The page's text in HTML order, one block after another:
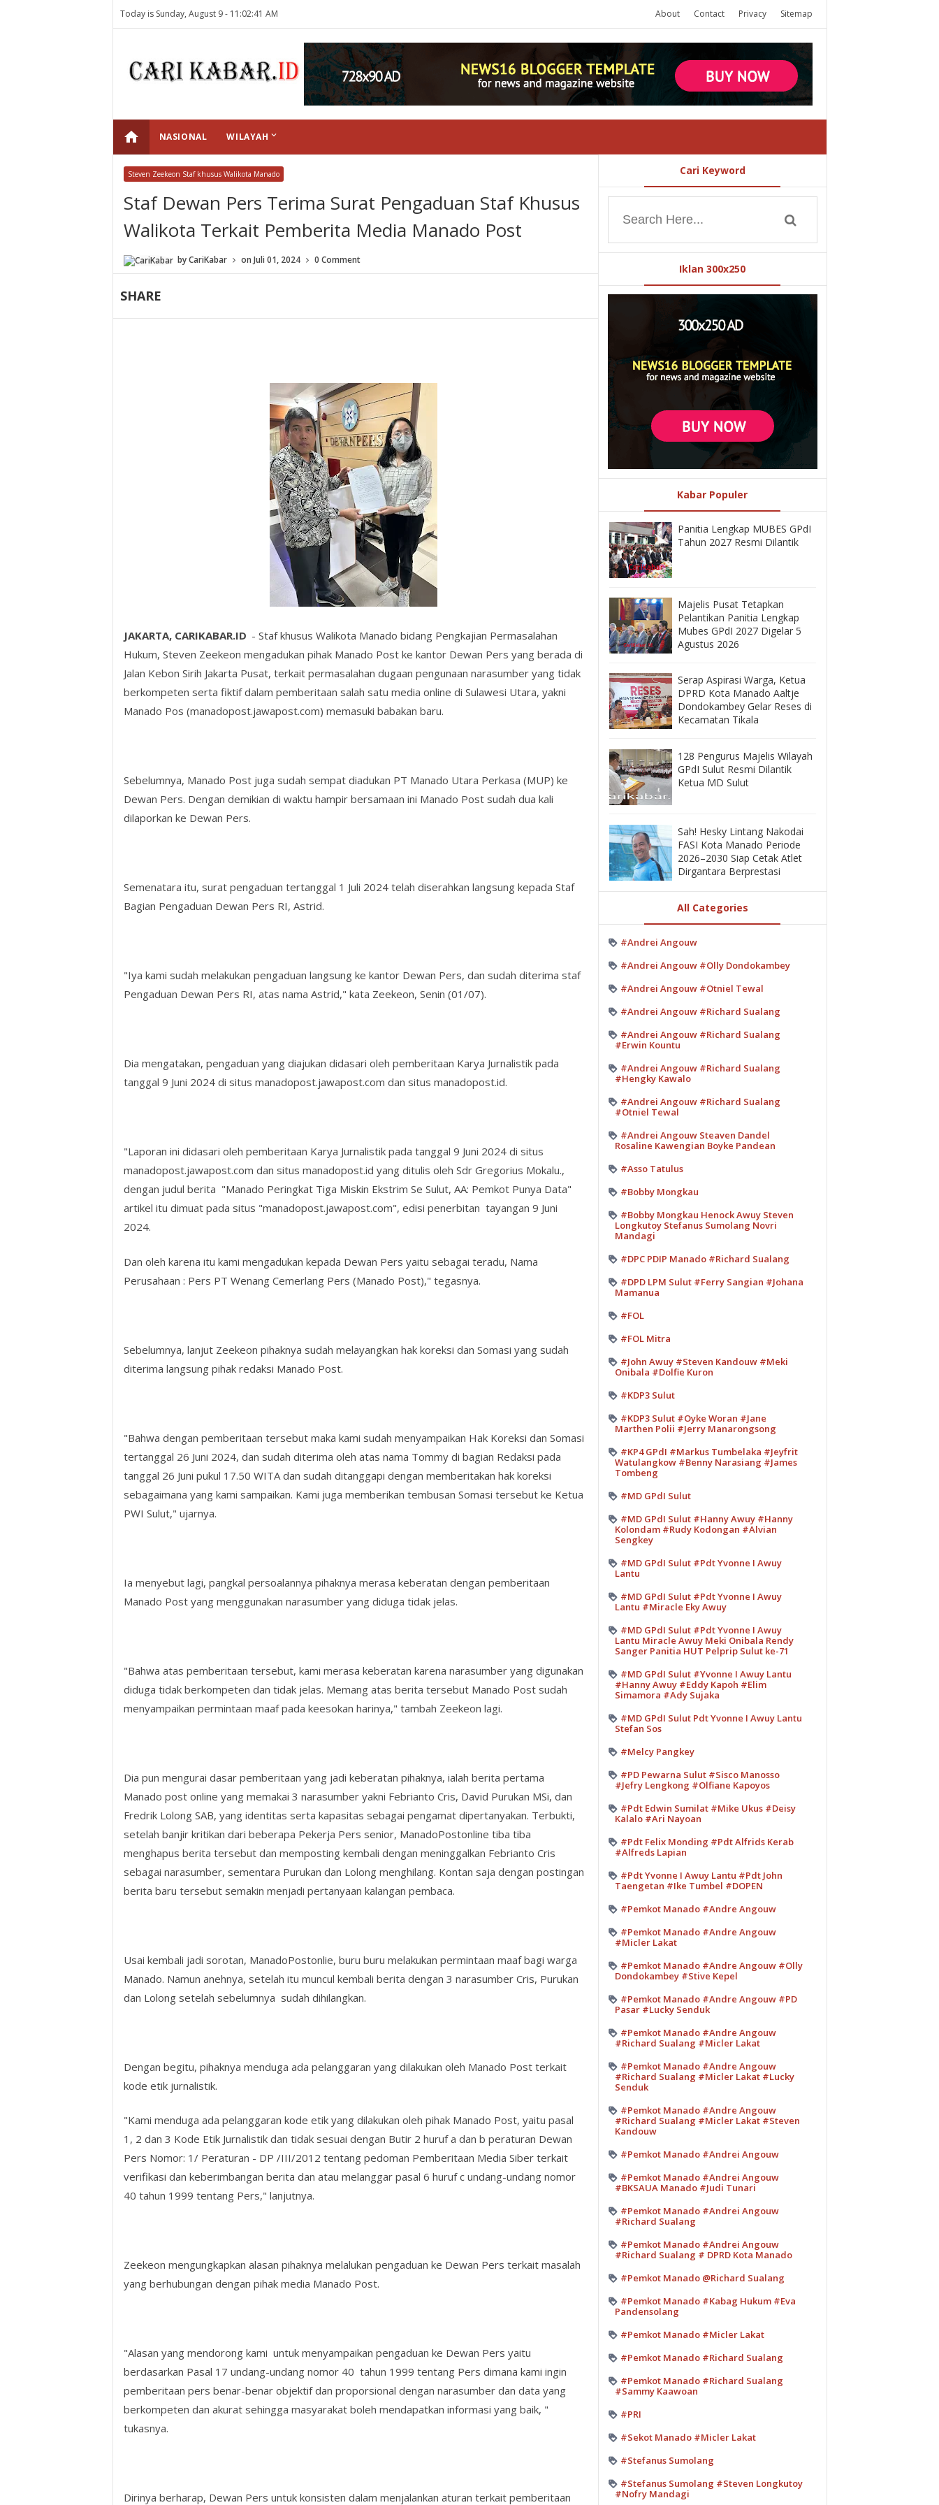
Today is Sunday, August 9 - 11:02:41 AM About Contact Privacy Sitemap
home NASIONAL WILAYAH keyboard_arrow_down
Steven Zeekeon Staf khusus Walikota Manado
Staf Dewan Pers Terima Surat Pengaduan Staf Khusus
Walikota Terkait Pemberita Media Manado Post
byCariKabar on Juli 01, 2024 0 Comment
SHARE
JAKARTA, CARIKABAR.ID - Staf khusus Walikota Manado bidang Pengkajian Permasalahan
Hukum, Steven Zeekeon mengadukan pihak Manado Post ke kantor Dewan Pers yang berada di
Jalan Kebon Sirih Jakarta Pusat, terkait permasalahan dugaan pengunaan narasumber yang tidak
berkompeten serta fiktif dalam pemberitaan salah satu media online di Sulawesi Utara, yakni
Manado Pos (manadopost.jawapost.com) memasuki babakan baru.
Sebelumnya, Manado Post juga sudah sempat diadukan PT Manado Utara Perkasa (MUP) ke
Dewan Pers. Dengan demikian di waktu hampir bersamaan ini Manado Post sudah dua kali
dilaporkan ke Dewan Pers.
Semenatara itu, surat pengaduan tertanggal 1 Juli 2024 telah diserahkan langsung kepada Staf
Bagian Pengaduan Dewan Pers RI, Astrid.
"Iya kami sudah melakukan pengaduan langsung ke kantor Dewan Pers, dan sudah diterima staf
Pengaduan Dewan Pers RI, atas nama Astrid," kata Zeekeon, Senin (01/07).
Dia mengatakan, pengaduan yang diajukan didasari oleh pemberitaan Karya Jurnalistik pada
tanggal 9 Juni 2024 di situs manadopost.jawapost.com dan situs manadopost.id.
"Laporan ini didasari oleh pemberitaan Karya Jurnalistik pada tanggal 9 Juni 2024 di situs
manadopost.jawapost.com dan situs manadopost.id yang ditulis oleh Sdr Gregorius Mokalu.,
dengan judul berita "Manado Peringkat Tiga Miskin Ekstrim Se Sulut, AA: Pemkot Punya Data"
artikel itu dimuat pada situs "manadopost.jawapost.com", edisi penerbitan tayangan 9 Juni
2024.
Dan oleh karena itu kami mengadukan kepada Dewan Pers yaitu sebagai teradu, Nama
Perusahaan : Pers PT Wenang Cemerlang Pers (Manado Post)," tegasnya.
Sebelumnya, lanjut Zeekeon pihaknya sudah melayangkan hak koreksi dan Somasi yang sudah
diterima langsung pihak redaksi Manado Post.
"Bahwa dengan pemberitaan tersebut maka kami sudah menyampaikan Hak Koreksi dan Somasi
tertanggal 26 Juni 2024, dan sudah diterima oleh atas nama Tommy di bagian Redaksi pada
tanggal 26 Juni pukul 17.50 WITA dan sudah ditanggapi dengan memberitakan hak koreksi
sebagaimana yang kami sampaikan. Kami juga memberikan tembusan Somasi tersebut ke Ketua
PWI Sulut," ujarnya.
Ia menyebut lagi, pangkal persoalannya pihaknya merasa keberatan dengan pemberitaan
Manado Post yang menggunakan narasumber yang diduga tidak jelas.
"Bahwa atas pemberitaan tersebut, kami merasa keberatan karena narasumber yang digunakan
diduga tidak berkompeten dan tidak jelas. Memang atas berita tersebut Manado Post sudah
menyampaikan permintaan maaf pada keesokan harinya," tambah Zeekeon lagi.
Dia pun mengurai dasar pemberitaan yang jadi keberatan pihaknya, ialah berita pertama
Manado post online yang memakai 3 narasumber yakni Febrianto Cris, David Purukan MSi, dan
Fredrik Lolong SAB, yang identitas serta kapasitas sebagai pengamat dipertanyakan. Terbukti,
setelah banjir kritikan dari beberapa Pekerja Pers senior, ManadoPostonline tiba tiba
menghapus berita tersebut dan memposting kembali dengan meninggalkan Febrianto Cris
sebagai narasumber, sementara Purukan dan Lolong menghilang. Kontan saja dengan postingan
berita baru tersebut semakin menjadi pertanyaan kalangan pembaca.
Usai kembali jadi sorotan, ManadoPostonlie, buru buru melakukan permintaan maaf bagi warga
Manado. Namun anehnya, setelah itu muncul kembali berita dengan 3 narasumber Cris, Purukan
dan Lolong setelah sebelumnya sudah dihilangkan.
Dengan begitu, pihaknya menduga ada pelanggaran yang dilakukan oleh Manado Post terkait
kode etik jurnalistik.
"Kami menduga ada pelanggaran kode etik yang dilakukan oleh pihak Manado Post, yaitu pasal
1, 2 dan 3 Kode Etik Jurnalistik dan tidak sesuai dengan Butir 2 huruf a dan b peraturan Dewan
Pers Nomor: 1/ Peraturan - DP /III/2012 tentang pedoman Pemberitaan Media Siber terkait
verifikasi dan keberimbangan berita dan atau melanggar pasal 6 huruf c undang-undang nomor
40 tahun 1999 tentang Pers," lanjutnya.
Zeekeon mengungkapkan alasan pihaknya melalukan pengaduan ke Dewan Pers terkait masalah
yang berhubungan dengan pihak media Manado Post.
"Alasan yang mendorong kami untuk menyampaikan pengaduan ke Dewan Pers yaitu
berdasarkan Pasal 17 undang-undang nomor 40 tahun 1999 tentang Pers dimana kami ingin
pemberitaan pers benar-benar objektif dan proporsional dengan narasumber dan data yang
berkompeten dan akurat sehingga masyarakat boleh mendapatkan informasi yang baik, "
tukasnya.
Dirinya berharap, Dewan Pers untuk konsisten dalam menjalankan aturan terkait pemberitaan
Cari Keyword
Iklan 300x250
Kabar Populer
Panitia Lengkap MUBES GPdI
Tahun 2027 Resmi Dilantik
Majelis Pusat Tetapkan
Pelantikan Panitia Lengkap
Mubes GPdI 2027 Digelar 5
Agustus 2026
‎Serap Aspirasi Warga, Ketua
DPRD Kota Manado Aaltje
Dondokambey Gelar Reses di
Kecamatan Tikala ‎
128 Pengurus Majelis Wilayah
GPdI Sulut Resmi Dilantik
Ketua MD Sulut
‎Sah! Hesky Lintang Nakodai
FASI Kota Manado Periode
2026–2030 Siap Cetak Atlet
Dirgantara Berprestasi
All Categories
#Andrei Angouw
#Andrei Angouw #Olly Dondokambey
#Andrei Angouw #Otniel Tewal
#Andrei Angouw #Richard Sualang
#Andrei Angouw #Richard Sualang
#Erwin Kountu
#Andrei Angouw #Richard Sualang
#Hengky Kawalo
#Andrei Angouw #Richard Sualang
#Otniel Tewal
#Andrei Angouw Steaven Dandel
Rosaline Kawengian Boyke Pandean
#Asso Tatulus
#Bobby Mongkau
#Bobby Mongkau Henock Awuy Steven
Longkutoy Stefanus Sumolang Novri
Mandagi
#DPC PDIP Manado #Richard Sualang
#DPD LPM Sulut #Ferry Sangian #Johana
Mamanua
#FOL
#FOL Mitra
#John Awuy #Steven Kandouw #Meki
Onibala #Dolfie Kuron
#KDP3 Sulut
#KDP3 Sulut #Oyke Woran #Jane
Marthen Polii #Jerry Manarongsong
#KP4 GPdI #Markus Tumbelaka #Jeyfrit
Watulangkow #Benny Narasiang #James
Tombeng
#MD GPdI Sulut
#MD GPdI Sulut #Hanny Awuy #Hanny
Kolondam #Rudy Kodongan #Alvian
Sengkey
#MD GPdI Sulut #Pdt Yvonne I Awuy
Lantu
#MD GPdI Sulut #Pdt Yvonne I Awuy
Lantu #Miracle Eky Awuy
#MD GPdI Sulut #Pdt Yvonne I Awuy
Lantu Miracle Awuy Meki Onibala Rendy
Sanger Panitia HUT Pelprip Sulut ke-71
#MD GPdI Sulut #Yvonne I Awuy Lantu
#Hanny Awuy #Eddy Kapoh #Elim
Simamora #Ady Sujaka
#MD GPdI Sulut Pdt Yvonne I Awuy Lantu
Stefan Sos
#Melcy Pangkey
#PD Pewarna Sulut #Sisco Manosso
#Jefry Lengkong #Olfiane Kapoyos
#Pdt Edwin Sumilat #Mike Ukus #Deisy
Kalalo #Ari Nayoan
#Pdt Felix Monding #Pdt Alfrids Kerab
#Alfreds Lapian
#Pdt Yvonne I Awuy Lantu #Pdt John
Taengetan #Ike Tumbel #DOPEN
#Pemkot Manado #Andre Angouw
#Pemkot Manado #Andre Angouw
#Micler Lakat
#Pemkot Manado #Andre Angouw #Olly
Dondokambey #Stive Kepel
#Pemkot Manado #Andre Angouw #PD
Pasar #Lucky Senduk
#Pemkot Manado #Andre Angouw
#Richard Sualang #Micler Lakat
#Pemkot Manado #Andre Angouw
#Richard Sualang #Micler Lakat #Lucky
Senduk
#Pemkot Manado #Andre Angouw
#Richard Sualang #Micler Lakat #Steven
Kandouw
#Pemkot Manado #Andrei Angouw
#Pemkot Manado #Andrei Angouw
#BKSAUA Manado #Judi Tunari
#Pemkot Manado #Andrei Angouw
#Richard Sualang
#Pemkot Manado #Andrei Angouw
#Richard Sualang # DPRD Kota Manado
#Pemkot Manado @Richard Sualang
#Pemkot Manado #Kabag Hukum #Eva
Pandensolang
#Pemkot Manado #Micler Lakat
#Pemkot Manado #Richard Sualang
#Pemkot Manado #Richard Sualang
#Sammy Kaawoan
#PRI
#Sekot Manado #Micler Lakat
#Stefanus Sumolang
#Stefanus Sumolang #Steven Longkutoy
#Nofry Mandagi